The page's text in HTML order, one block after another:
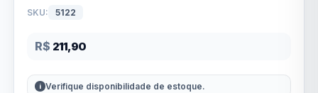
SKU: 5122
R$ 211,90
Verifique disponibilidade de estoque.